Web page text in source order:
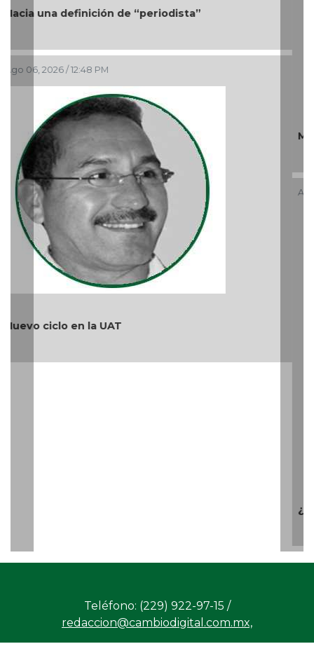
Más cambios en el gobierno de AVA
Ago 05, 2026 / 9:42 AM
¿Quién es periodista?